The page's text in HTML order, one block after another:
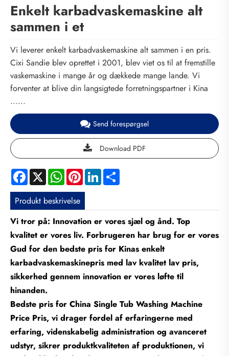
Enkelt karbadvaskemaskine alt
sammen i et
Vi leverer enkelt karbadvaskemaskine alt sammen i en pris.
Cixi Sandie blev oprettet i 2001, blev viet os til at fremstille
vaskemaskine i mange år og dækkede mange lande. Vi
forventer at blive din langsigtede forretningspartner i Kina
......
Send forespørgsel
Download PDF
Facebook
X WhatsApp
PinterestLinkedIn
Produkt beskrivelse
Vi tror på: Innovation er vores sjæl og ånd. Top
kvalitet er vores liv. Forbrugeren har brug for er vores
Gud for den bedste pris for Kinas enkelt
karbadvaskemaskinepris med lav kvalitet lav pris,
sikkerhed gennem innovation er vores løfte til
hinanden.
Bedste pris for China Single Tub Washing Machine
Price Pris, vi drager fordel af erfaringerne med
erfaring, videnskabelig administration og avanceret
udstyr, sikrer produktkvaliteten af produktionen, vi